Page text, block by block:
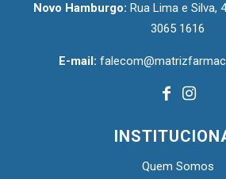
Novo Hamburgo: Rua Lima e Silva,
3065 1616
E-mail:
Quem Somos